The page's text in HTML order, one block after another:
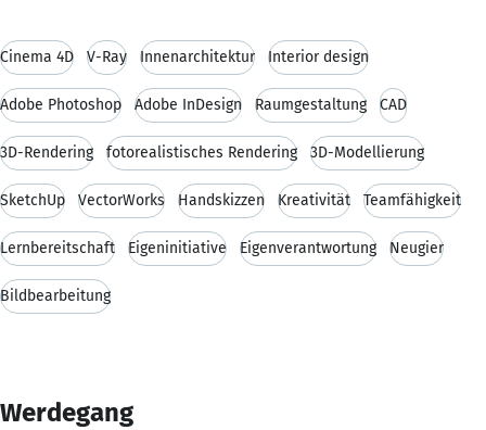
Cinema 4D V-Ray Innenarchitektur Interior design
Adobe Photoshop Adobe InDesign Raumgestaltung CAD
3D-Rendering fotorealistisches Rendering 3D-Modellierung
SketchUp VectorWorks Handskizzen Kreativität Teamfähigkeit
Lernbereitschaft Eigeninitiative Eigenverantwortung Neugier
Bildbearbeitung
Werdegang